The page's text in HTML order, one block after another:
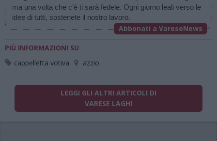
ma una volta che c’è ti sarà fedele. Ogni giorno leali verso le
idee di tutti, sostenete il nostro lavoro.
Abbonati a VareseNews
PIÙ INFORMAZIONI SU
cappelletta votiva
azzio
LEGGI GLI ALTRI ARTICOLI DI
VARESE LAGHI